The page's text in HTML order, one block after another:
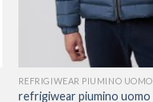
REFRIGIWEAR PIUMINO UOMO
refrigiwear piumino uomo